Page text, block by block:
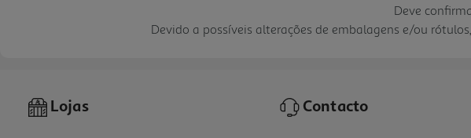
Deve
Devido a possíveis alterações de embalagens e/ou
Lojas Contacto